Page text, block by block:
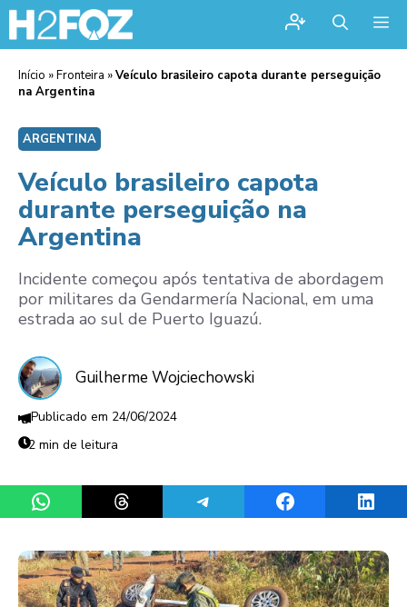
Início »Fronteira »Veículo brasileiro capota durante perseguição
na Argentina
ARGENTINA
Veículo brasileiro capota
durante perseguição na
Argentina
Incidente começou após tentativa de abordagem
por militares da Gendarmería Nacional, em uma
estrada ao sul de Puerto Iguazú.
Guilherme Wojciechowski
24/06/2024
2 min de leitura
Share on WhatsAppShare on ThreadsShare on TelegramShare on Facebook